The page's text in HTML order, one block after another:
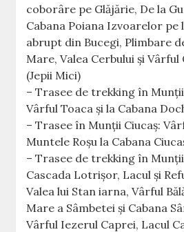
coborâre pe Glăjărie, De la
Cabana Poiana Izvoarelor pe
abrupt din Bucegi, Plimbare
Mare, Valea Cerbului și Vârful
(Jepii Mici)
– Trasee de trekking în
Vârful Toaca și la Cabana
– Trasee în Munții Ciucaș:
Muntele Roșu la Cabana
– Trasee de trekking în
Cascada Lotrişor, Lacul şi
Valea lui Stan iarna, Vârful
Mare a Sâmbetei și Cabana
Vârful Iezerul Caprei, Lacul